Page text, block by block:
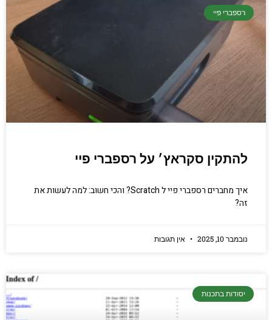
רספברי פיי
להתקין סקראץ׳ על רספברי פיי
איך מחברים רספברי פיי ל Scratch? והכי חשוב: למה לעשות את
זה?
נובמבר 10, 2025 אין תגובות
יסודות בתכנות